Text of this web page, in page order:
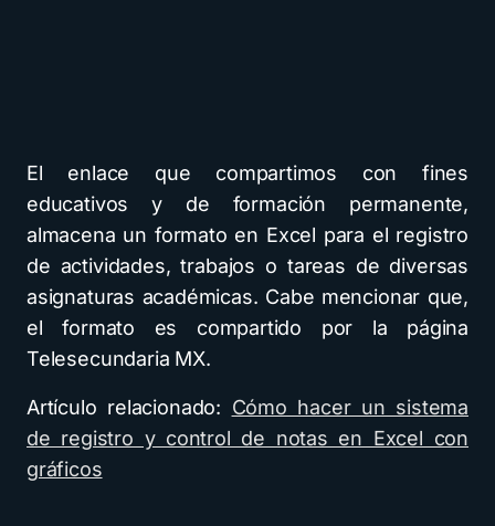
El enlace que compartimos con fines
educativos y de formación permanente,
almacena un formato en Excel para el registro
de actividades, trabajos o tareas de diversas
asignaturas académicas. Cabe mencionar que,
el formato es compartido por la página
Telesecundaria MX.
Artículo relacionado: Cómo hacer un sistema
de registro y control de notas en Excel con
gráficos